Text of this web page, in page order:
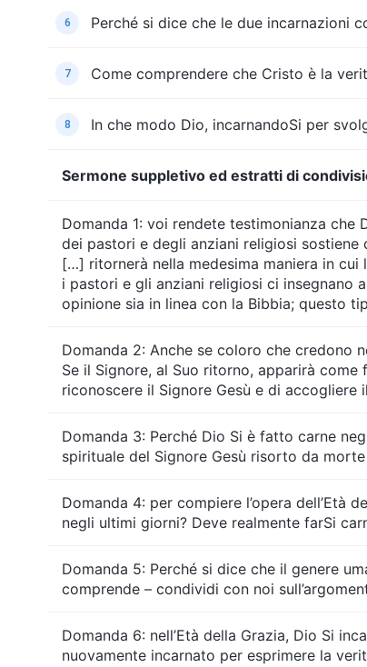
6 Perché si dice che le due incarnazioni
7 Come comprendere che Cristo è la
8 In che modo Dio, incarnandoSi per
Sermone suppletivo ed estratti di
Domanda 1: voi rendete testimonianza
dei pastori e degli anziani religiosi sostiene
[…] ritornerà nella medesima maniera in cui
i pastori e gli anziani religiosi ci insegnano
opinione sia in linea con la Bibbia; questo
Domanda 2: Anche se coloro che credono
Se il Signore, al Suo ritorno, apparirà
riconoscere il Signore Gesù e di accogliere
Domanda 3: Perché Dio Si è fatto carne
spirituale del Signore Gesù risorto da
Domanda 4: per compiere l’opera dell’Età
negli ultimi giorni? Deve realmente farSi
Domanda 5: Perché si dice che il genere
comprende – condividi con noi
Domanda 6: nell’Età della Grazia, Dio Si
nuovamente incarnato per esprimere la